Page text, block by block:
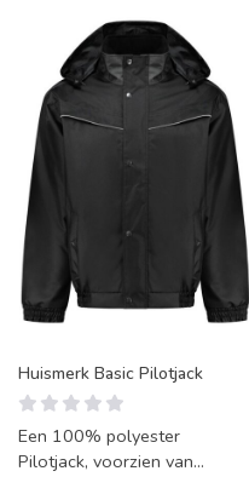
Huismerk Basic Pilotjack
Een 100% polyester
Pilotjack, voorzien van